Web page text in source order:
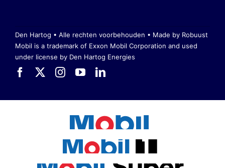
Den Hartog • Alle rechten voorbehouden • Made by Robuust
Mobil is a trademark of Exxon Mobil Corporation and used
under license by Den Hartog Energies